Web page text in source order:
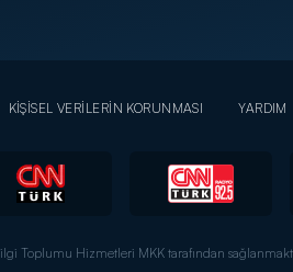
KİŞİSEL VERİLERİN KORUNMASI YARDIM
Toplumu Hizmetleri MKK tarafından